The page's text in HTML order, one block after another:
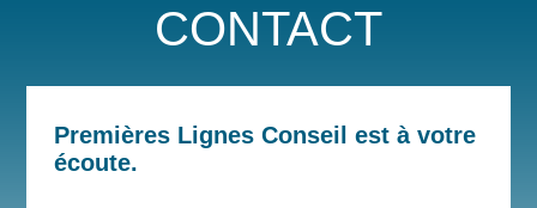
CONTACT
Premières Lignes Conseil est à votre
écoute.